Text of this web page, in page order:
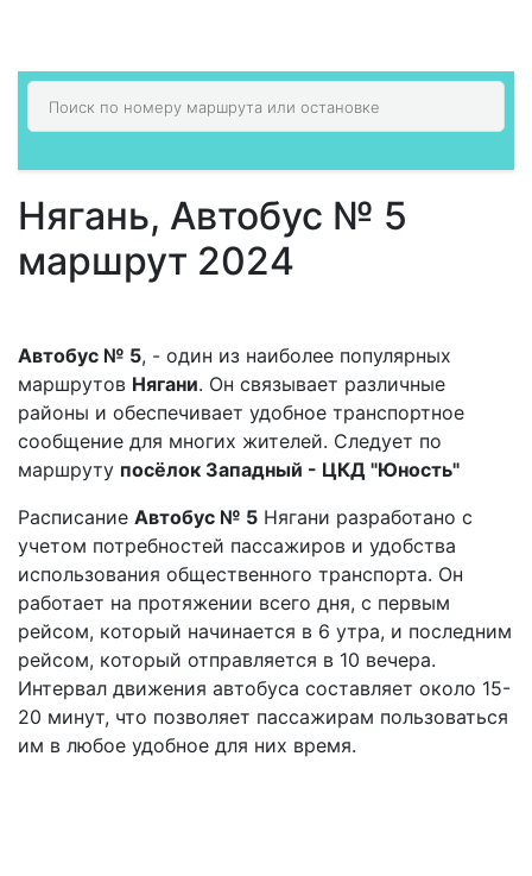
Нягань, Автобус № 5
маршрут 2024
Автобус № 5, - один из наиболее популярных
маршрутов Нягани. Он связывает различные
районы и обеспечивает удобное транспортное
сообщение для многих жителей. Следует по
маршруту посёлок Западный - ЦКД "Юность"
Расписание Автобус № 5 Нягани разработано с
учетом потребностей пассажиров и удобства
использования общественного транспорта. Он
работает на протяжении всего дня, с первым
рейсом, который начинается в 6 утра, и последним
рейсом, который отправляется в 10 вечера.
Интервал движения автобуса составляет около 15-
20 минут, что позволяет пассажирам пользоваться
им в любое удобное для них время.